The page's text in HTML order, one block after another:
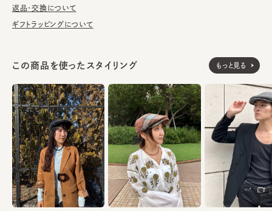
■お手入れ方法
が汚れてしまう前の対策として、汗止めのハットライナーのお勧め
※サイズ調節スベリ仕様（サイズを小さくする際は、調節テープを
まっすぐ引き出してください。逆向きに引っ張るとスベリを破損する
可能性がございます。）
※柄の出方は個体差があります。
素材
本体：ウール100%
裏地：綿100%
生産国 made in JAPAN
返品・交換について
ギフトラッピングについて
この商品を使ったスタイリング もっと見る